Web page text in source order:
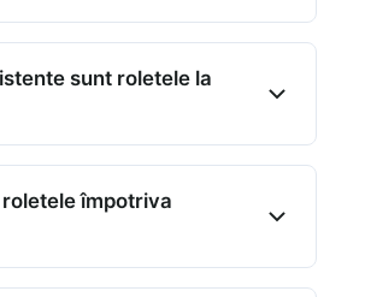
sunt roletele la
împotriva